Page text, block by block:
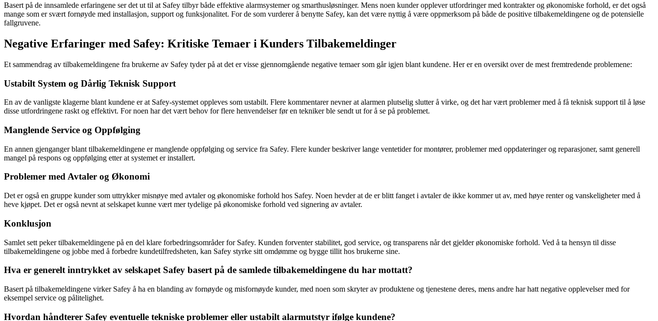
Basert på de innsamlede erfaringene ser det ut til at Safey tilbyr både effektive alarmsystemer og smarthusløsninger. Mens noen kunder opplever utfordringer med kontrakter og økonomiske forhold, er det også
mange som er svært fornøyde med installasjon, support og funksjonalitet. For de som vurderer å benytte Safey, kan det være nyttig å være oppmerksom på både de positive tilbakemeldingene og de potensielle
fallgruvene.
Negative Erfaringer med Safey: Kritiske Temaer i Kunders Tilbakemeldinger
Et sammendrag av tilbakemeldingene fra brukerne av Safey tyder på at det er visse gjennomgående negative temaer som går igjen blant kundene. Her er en oversikt over de mest fremtredende problemene:
Ustabilt System og Dårlig Teknisk Support
En av de vanligste klagerne blant kundene er at Safey-systemet oppleves som ustabilt. Flere kommentarer nevner at alarmen plutselig slutter å virke, og det har vært problemer med å få teknisk support til å løse
disse utfordringene raskt og effektivt. For noen har det vært behov for flere henvendelser før en tekniker ble sendt ut for å se på problemet.
Manglende Service og Oppfølging
En annen gjenganger blant tilbakemeldingene er manglende oppfølging og service fra Safey. Flere kunder beskriver lange ventetider for montører, problemer med oppdateringer og reparasjoner, samt generell
mangel på respons og oppfølging etter at systemet er installert.
Problemer med Avtaler og Økonomi
Det er også en gruppe kunder som uttrykker misnøye med avtaler og økonomiske forhold hos Safey. Noen hevder at de er blitt fanget i avtaler de ikke kommer ut av, med høye renter og vanskeligheter med å
heve kjøpet. Det er også nevnt at selskapet kunne vært mer tydelige på økonomiske forhold ved signering av avtaler.
Konklusjon
Samlet sett peker tilbakemeldingene på en del klare forbedringsområder for Safey. Kunden forventer stabilitet, god service, og transparens når det gjelder økonomiske forhold. Ved å ta hensyn til disse
tilbakemeldingene og jobbe med å forbedre kundetilfredsheten, kan Safey styrke sitt omdømme og bygge tillit hos brukerne sine.
Hva er generelt inntrykket av selskapet Safey basert på de samlede tilbakemeldingene du har mottatt?
Basert på tilbakemeldingene virker Safey å ha en blanding av fornøyde og misfornøyde kunder, med noen som skryter av produktene og tjenestene deres, mens andre har hatt negative opplevelser med for
eksempel service og pålitelighet.
Hvordan håndterer Safey eventuelle tekniske problemer eller ustabilt alarmutstyr ifølge kundene?